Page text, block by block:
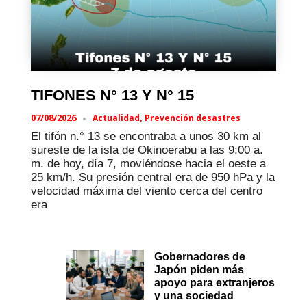
TIFONES N° 13 Y N° 15
07/08/2026 Actualidad, Prevención desastres
El tifón n.° 13 se encontraba a unos 30 km al
sureste de la isla de Okinoerabu a las 9:00 a.
m. de hoy, día 7, moviéndose hacia el oeste a
25 km/h. Su presión central era de 950 hPa y la
velocidad máxima del viento cerca del centro
era
Gobernadores de
Japón piden más
apoyo para extranjeros
y una sociedad